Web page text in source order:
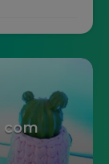
com